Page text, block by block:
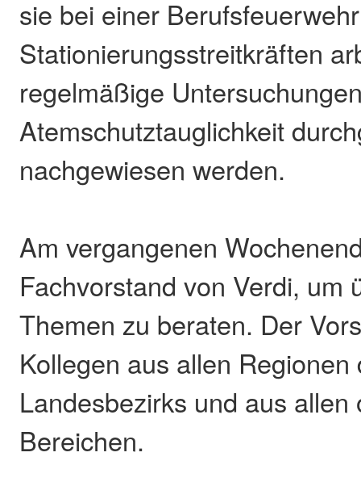
sie bei einer
Stationierungsstreitkräften
regelmäßige
Atemschutztauglichkeit
nachgewiesen werden.
Am vergangenen
Fachvorstand von Verdi, um
Themen zu beraten. Der
Kollegen aus allen Regionen
Landesbezirks und aus
Bereichen.